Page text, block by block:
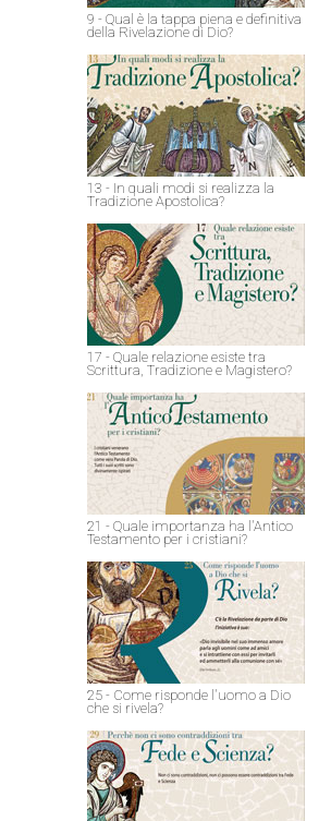
9 - Qual è la tappa piena e definitiva
della Rivelazione di Dio?
13 - In quali modi si realizza la
Tradizione Apostolica?
17 - Quale relazione esiste tra
Scrittura, Tradizione e Magistero?
21 - Quale importanza ha l'Antico
Testamento per i cristiani?
25 - Come risponde l'uomo a Dio
che si rivela?